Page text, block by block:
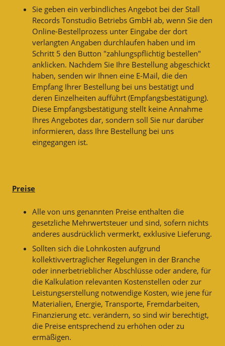
Sie geben ein verbindliches Angebot bei der Stall
Records Tonstudio Betriebs GmbH ab, wenn Sie den
Online-Bestellprozess unter Eingabe der dort
verlangten Angaben durchlaufen haben und im
Schritt 5 den Button "zahlungspflichtig bestellen"
anklicken. Nachdem Sie Ihre Bestellung abgeschickt
haben, senden wir Ihnen eine E-Mail, die den
Empfang Ihrer Bestellung bei uns bestätigt und
deren Einzelheiten aufführt (Empfangsbestätigung).
Diese Empfangsbestätigung stellt keine Annahme
Ihres Angebotes dar, sondern soll Sie nur darüber
informieren, dass Ihre Bestellung bei uns
eingegangen ist.
Preise
Alle von uns genannten Preise enthalten die
gesetzliche Mehrwertsteuer und sind, sofern nichts
anderes ausdrücklich vermerkt, exklusive Lieferung.
Sollten sich die Lohnkosten aufgrund
kollektivvertraglicher Regelungen in der Branche
oder innerbetrieblicher Abschlüsse oder andere, für
die Kalkulation relevanten Kostenstellen oder zur
Leistungserstellung notwendige Kosten, wie jene für
Materialien, Energie, Transporte, Fremdarbeiten,
Finanzierung etc. verändern, so sind wir berechtigt,
die Preise entsprechend zu erhöhen oder zu
ermäßigen.